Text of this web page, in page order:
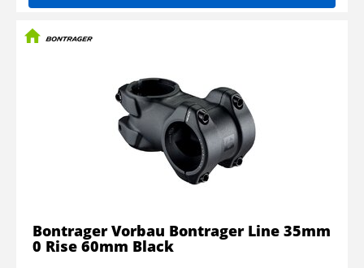
Bontrager Vorbau Bontrager Line 35mm
0 Rise 60mm Black